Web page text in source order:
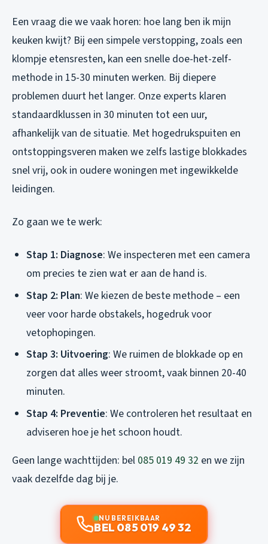
Een vraag die we vaak horen: hoe lang ben ik mijn
keuken kwijt? Bij een simpele verstopping, zoals een
klompje etensresten, kan een snelle doe-het-zelf-
methode in 15-30 minuten werken. Bij diepere
problemen duurt het langer. Onze experts klaren
standaardklussen in 30 minuten tot een uur,
afhankelijk van de situatie. Met hogedrukspuiten en
ontstoppingsveren maken we zelfs lastige blokkades
snel vrij, ook in oudere woningen met ingewikkelde
leidingen.
Zo gaan we te werk:
Stap 1: Diagnose: We inspecteren met een camera
om precies te zien wat er aan de hand is.
Stap 2: Plan: We kiezen de beste methode – een
veer voor harde obstakels, hogedruk voor
vetophopingen.
Stap 3: Uitvoering: We ruimen de blokkade op en
zorgen dat alles weer stroomt, vaak binnen 20-40
minuten.
Stap 4: Preventie: We controleren het resultaat en
adviseren hoe je het schoon houdt.
Geen lange wachttijden: bel 085 019 49 32 en we zijn
vaak dezelfde dag bij je.
NU BEREIKBAAR
BEL 085 019 49 32